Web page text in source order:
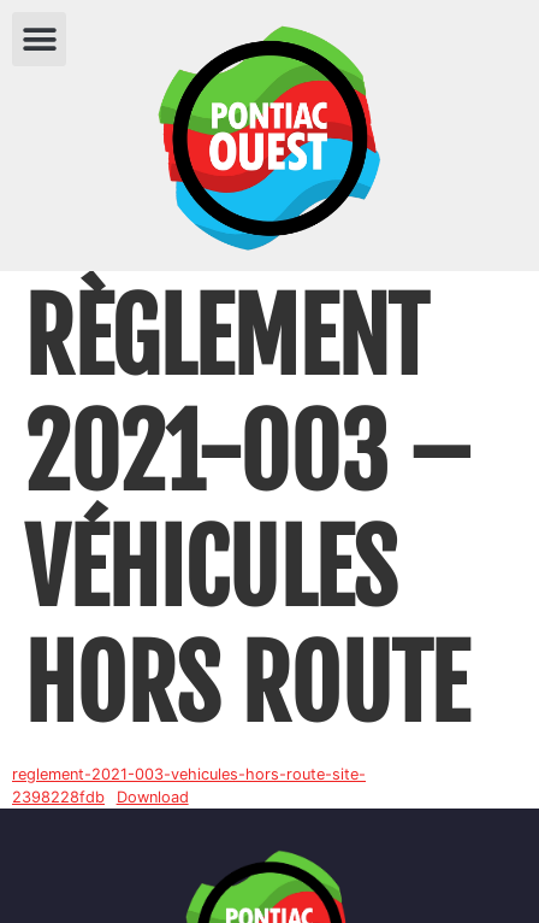
RÈGLEMENT
2021-003 –
VÉHICULES
HORS ROUTE
reglement-2021-003-vehicules-hors-route-site-
2398228fdb
Download